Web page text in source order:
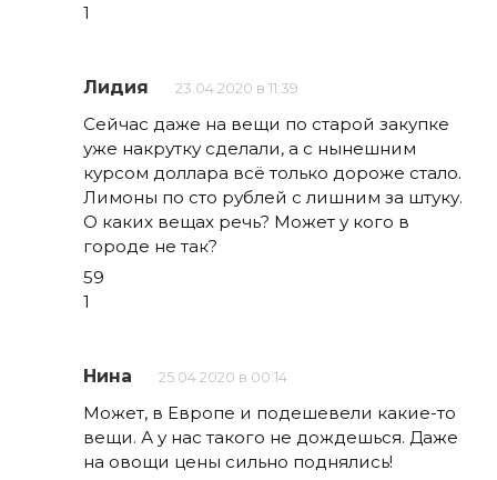
1
Лидия 23.04.2020 в 11:39
Сейчас даже на вещи по старой закупке
уже накрутку сделали, а с нынешним
курсом доллара всё только дороже стало.
Лимоны по сто рублей с лишним за штуку.
О каких вещах речь? Может у кого в
городе не так?
59
1
Нина 25.04.2020 в 00:14
Может, в Европе и подешевели какие-то
вещи. А у нас такого не дождешься. Даже
на овощи цены сильно поднялись!